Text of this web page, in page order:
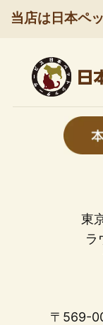
当店は日本ペ
東
ラ
〒569-